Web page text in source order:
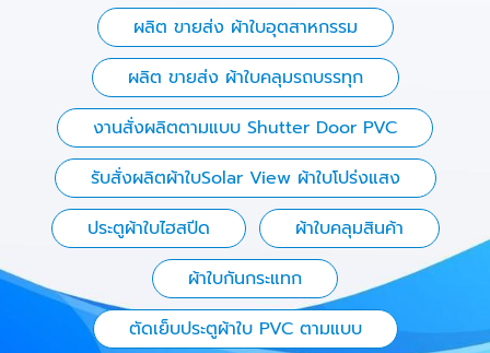
ผลิต ขายส่ง ผ้าใบอุตสาหกรรม
ผลิต ขายส่ง ผ้าใบคลุมรถบรรทุก
งานสั่งผลิตตามแบบ Shutter Door PVC
รับสั่งผลิตผ้าใบSolar View ผ้าใบโปร่งแสง
ประตูผ้าใบไฮสปีด
ผ้าใบคลุมสินค้า
ผ้าใบกันกระแทก
ตัดเย็บประตูผ้าใบ PVC ตามแบบ